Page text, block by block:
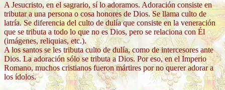
A Jesucristo, en el sagrario, sí lo adoramos. Adoración consiste en
tributar a una persona o cosa honores de Dios. Se llama culto de
latría. Se diferencia del culto de dulía que consiste en la veneración
que se tributa a todo lo que no es Dios, pero se relaciona con Él
(imágenes, reliquias, etc.).
A los santos se les tributa culto de dulía, como de intercesores ante
Dios. La adoración sólo se tributa a Dios. Por eso, en el Imperio
Romano, muchos cristianos fueron mártires por no querer adorar a
los ídolos.